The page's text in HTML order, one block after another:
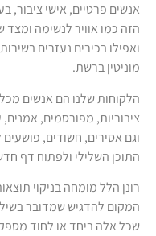
אנשים פרטיים, אישי ציבור,
הזה כמו אוויר לנשימה
ואפילו בכירים נעזרים
מוניטין ברשת.
הלקוחות שלנו הם אנשים
ציבוריות, מפורסמים, אמנים,
וגם אסירים, חשודים,
התוכן השלילי ולפתוח דף
רונן הלל מומחה בניקוי
המקום להדגיש שמדובר
שכל אלה ביחד או לחוד